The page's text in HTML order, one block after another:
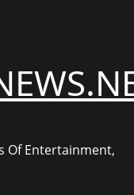
Of Entertainment,